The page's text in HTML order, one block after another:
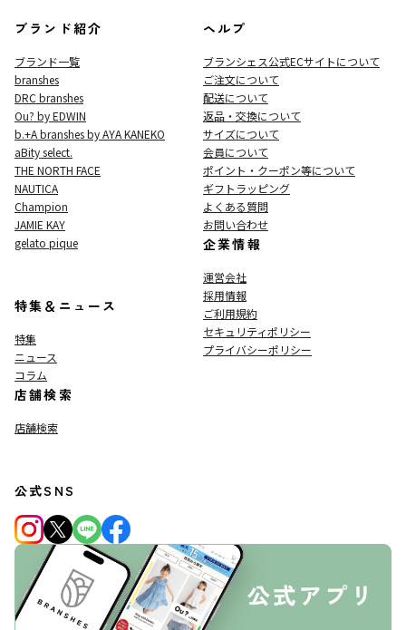
ブランド紹介
ブランド一覧
branshes
DRC branshes
Ou? by EDWIN
b.+A branshes by AYA KANEKO
aBity select.
THE NORTH FACE
NAUTICA
Champion
JAMIE KAY
gelato pique
特集＆ニュース
特集
ニュース
コラム
店舗検索
店舗検索
ヘルプ
ブランシェス公式ECサイトについて
ご注文について
配送について
返品・交換について
サイズについて
会員について
ポイント・クーポン等について
ギフトラッピング
よくある質問
お問い合わせ
企業情報
運営会社
採用情報
ご利用規約
セキュリティポリシー
プライバシーポリシー
公式SNS